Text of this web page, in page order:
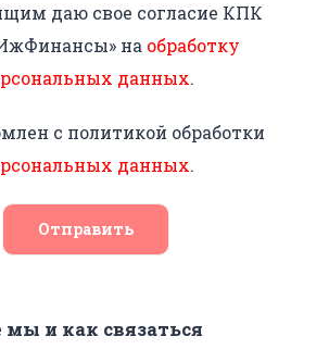
даю свое согласие КПК
на обработку
данных.
с политикой обработки
данных.
Отправить
мы и как связаться